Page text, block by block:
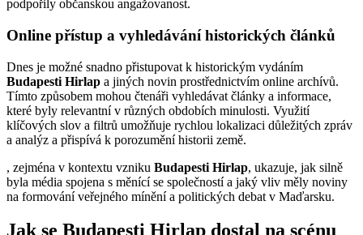
podpořily občanskou angažovanost.
Online přístup a vyhledávání historických článků
Dnes je možné snadno přistupovat k historickým vydáním
Budapesti Hirlap a jiných novin prostřednictvím online archívů.
Tímto způsobem mohou čtenáři vyhledávat články a informace,
které byly relevantní v různých obdobích minulosti. Využití
klíčových slov a filtrů umožňuje rychlou lokalizaci důležitých zpráv
a analýz a přispívá k porozumění historii země.
, zejména v kontextu vzniku Budapesti Hirlap, ukazuje, jak silně
byla média spojena s měnící se společností a jaký vliv měly noviny
na formování veřejného mínění a politických debat v Maďarsku.
Jak se Budapesti Hirlap dostal na scénu